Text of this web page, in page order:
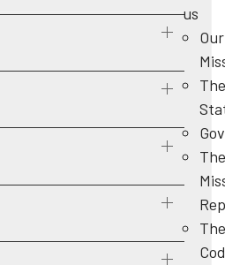
us
Our
The
The
The